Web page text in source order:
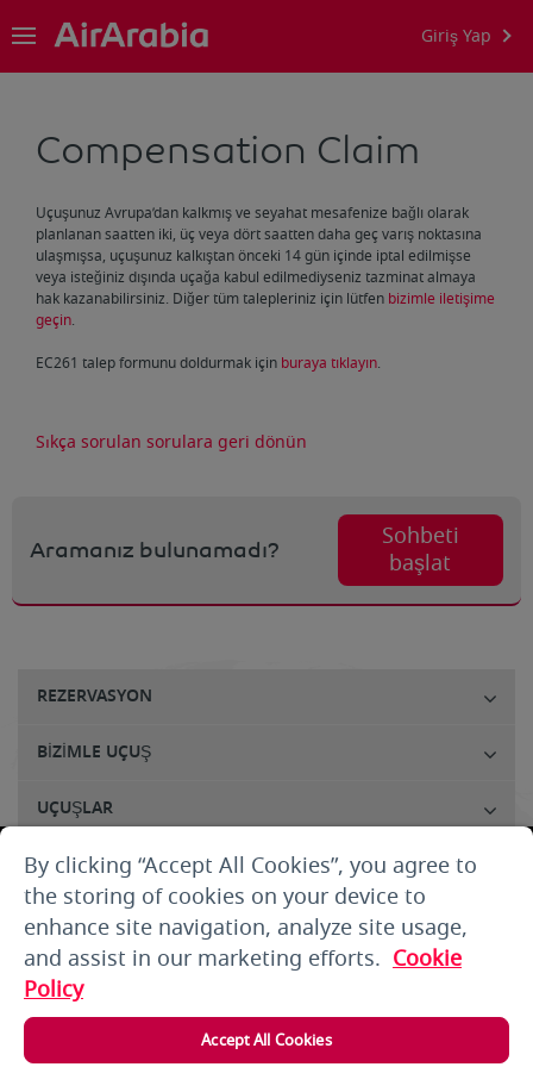
Giriş Yap
Compensation Claim
Uçuşunuz Avrupa’dan kalkmış ve seyahat mesafenize bağlı olarak
planlanan saatten iki, üç veya dört saatten daha geç varış noktasına
ulaşmışsa, uçuşunuz kalkıştan önceki 14 gün içinde iptal edilmişse
veya isteğiniz dışında uçağa kabul edilmediyseniz tazminat almaya
hak kazanabilirsiniz. Diğer tüm talepleriniz için lütfen bizimle iletişime
geçin.
EC261 talep formunu doldurmak için buraya tıklayın.
Sıkça sorulan sorulara geri dönün
Aramanız bulunamadı?
Sohbeti
başlat
REZERVASYON
BIZIMLE UÇUŞ
UÇUŞLAR
MÜŞTERI HIZMETLERI
HAKKIMIZDA
ŞARTLAR VE KOŞULLAR
By clicking “Accept All Cookies”, you agree to
the storing of cookies on your device to
enhance site navigation, analyze site usage,
and assist in our marketing efforts. Cookie
Policy
Accept All Cookies